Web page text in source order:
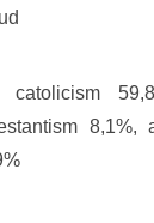
catolicism
8,1%,